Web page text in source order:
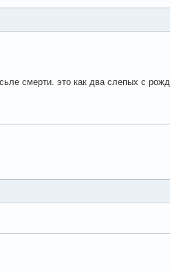
смерти. это как два слепых с